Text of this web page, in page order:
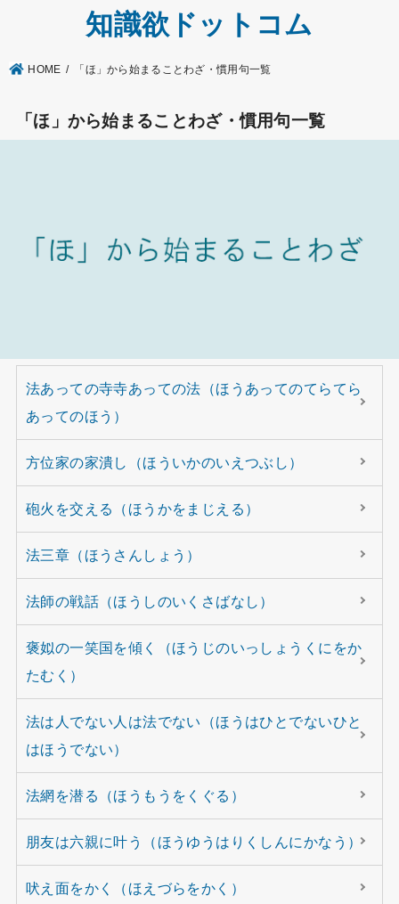
知識欲ドットコム
HOME 「ほ」から始まることわざ・慣用句一覧
「ほ」から始まることわざ・慣用句一覧
法あっての寺寺あっての法（ほうあってのてらてら
あってのほう）
方位家の家潰し（ほういかのいえつぶし）
砲火を交える（ほうかをまじえる）
法三章（ほうさんしょう）
法師の戦話（ほうしのいくさばなし）
褒姒の一笑国を傾く（ほうじのいっしょうくにをか
たむく）
法は人でない人は法でない（ほうはひとでないひと
はほうでない）
法網を潜る（ほうもうをくぐる）
朋友は六親に叶う（ほうゆうはりくしんにかなう）
吠え面をかく（ほえづらをかく）